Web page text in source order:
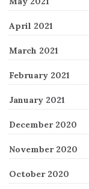
April 2021
March 2021
February 2021
January 2021
December 2020
November 2020
October 2020